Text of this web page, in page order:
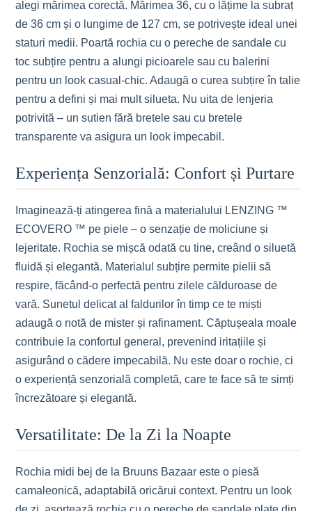
alegi mărimea corectă. Mărimea 36, cu o lățime la subraț
de 36 cm și o lungime de 127 cm, se potrivește ideal unei
staturi medii. Poartă rochia cu o pereche de sandale cu
toc subțire pentru a alungi picioarele sau cu balerini
pentru un look casual-chic. Adaugă o curea subțire în talie
pentru a defini și mai mult silueta. Nu uita de lenjeria
potrivită – un sutien fără bretele sau cu bretele
transparente va asigura un look impecabil.
Experiența Senzorială: Confort și Purtare
Imaginează-ți atingerea fină a materialului LENZING ™
ECOVERO ™ pe piele – o senzație de moliciune și
lejeritate. Rochia se mișcă odată cu tine, creând o siluetă
fluidă și elegantă. Materialul subțire permite pielii să
respire, făcând-o perfectă pentru zilele călduroase de
vară. Sunetul delicat al faldurilor în timp ce te miști
adaugă o notă de mister și rafinament. Căptușeala moale
contribuie la confortul general, prevenind iritațiile și
asigurând o cădere impecabilă. Nu este doar o rochie, ci
o experiență senzorială completă, care te face să te simți
încrezătoare și elegantă.
Versatilitate: De la Zi la Noapte
Rochia midi bej de la Bruuns Bazaar este o piesă
camaleonică, adaptabilă oricărui context. Pentru un look